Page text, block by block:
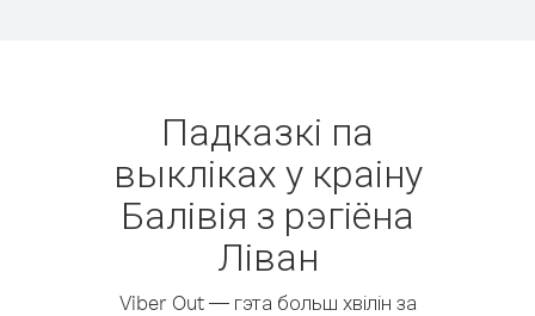
Падказкі па
выкліках у краіну
Балівія з рэгіёна
Ліван
Viber Out — гэта больш хвілін за